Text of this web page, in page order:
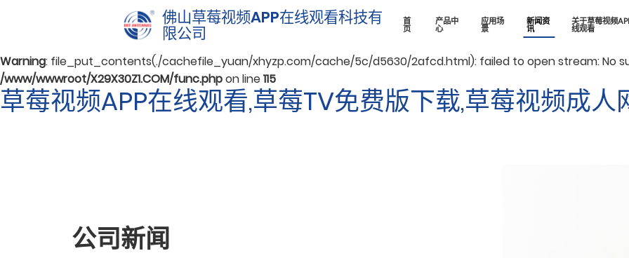
: mkdir(): No space left on device in/www/wwwroot/X29X30Z1.COM/func.php on line127
Warning: file_put_contents(./cachefile_yuan/xhyzp.com/cache/5c/d5630/2afcd.html): failed to open stream: No
/www/wwwroot/X29X30Z1.COM/func.phpon line115
草莓视频APP在线观看,草莓TV免费版下载,草莓视频成
佛山草莓视频APP在线观看科技有
限公司
首
页
产品中
心
应用场
景
新闻资
讯
关于草莓视频
线观看
公司新闻